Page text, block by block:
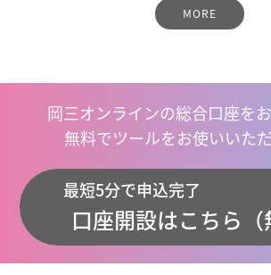
MORE
岡三オンラインの総合口座を
無料でツールをお使いいただ
最短5分で申込完了
口座開設はこちら（